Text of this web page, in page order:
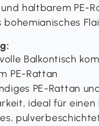
haltbarem PE-
Balkontisch
PE-Rattan
PE-Rattan
ideal für